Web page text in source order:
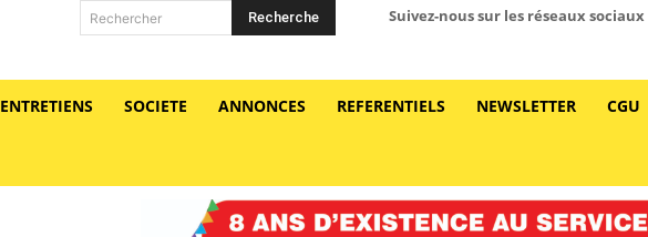
Rechercher Recherche Suivez-nous sur les réseaux sociaux
ENTRETIENS SOCIETE ANNONCES REFERENTIELS NEWSLETTER CGU